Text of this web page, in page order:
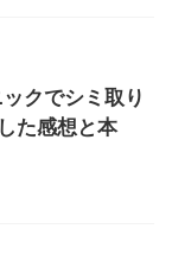
クでシミ取り
た感想と本